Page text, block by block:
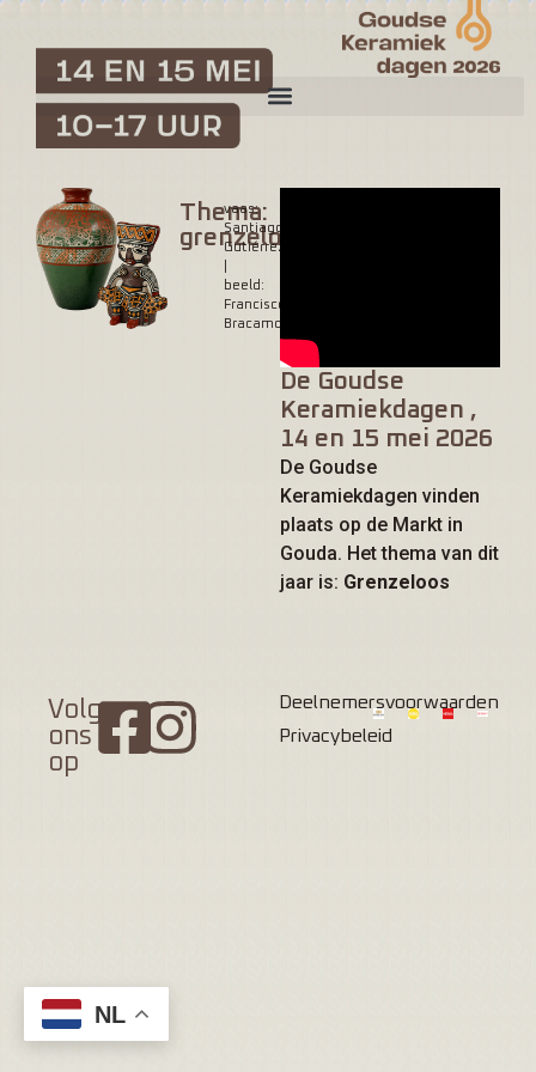
Thema:
grenzeloos
vaas:
Santiago
Gutiérrez
beeld:
Francisco
Bracamonte
De Goudse
Keramiekdagen ,
14 en 15 mei 2026
De Goudse
Keramiekdagen vinden
plaats op de Markt in
Gouda. Het thema van dit
jaar is: Grenzeloos
Volg
ons
op
Deelnemersvoorwaarden
Privacybeleid
NL